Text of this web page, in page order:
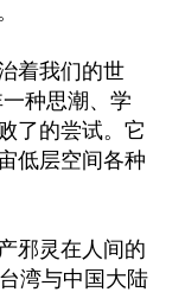
着我们的世
种思潮、学
了的尝试。它
低层空间各种
邪灵在人间的
湾与中国大陆